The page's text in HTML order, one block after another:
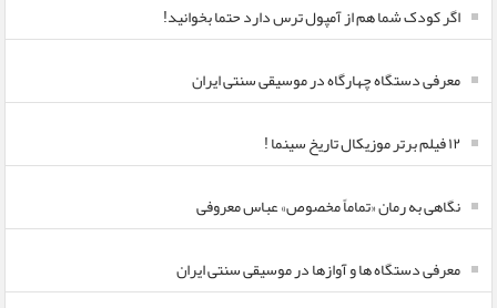
اگر کودک شما هم از آمپول ترس دارد حتما بخوانید!
معرفی دستگاه چهارگاه در موسیقی سنتی ایران
۱۲ فیلم برتر موزیکال تاریخ سینما !
نگاهی به رمان «تماماً مخصوص» عباس معروفی
معرفی دستگاه ها و آوازها در موسیقی سنتی ایران